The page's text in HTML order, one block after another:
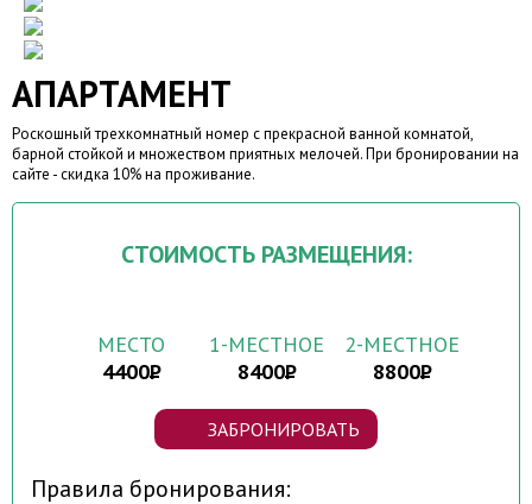
АПАРТАМЕНТ
Роскошный трехкомнатный номер с прекрасной ванной комнатой,
барной стойкой и множеством приятных мелочей. При бронировании на
сайте - скидка 10% на проживание.
СТОИМОСТЬ РАЗМЕЩЕНИЯ:
МЕСТО
4400
1-МЕСТНОЕ
8400
2-МЕСТНОЕ
8800
ЗАБРОНИРОВАТЬ
Правила бронирования: